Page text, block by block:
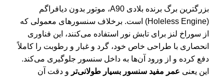
بزرگترین برگ برنده بلادی A90، موتور بدون دیافراگم
(Holeless Engine) است. برخلاف سنسورهای معمولی که
از سوراخ لنز برای تابش نور استفاده می‌کنند، این فناوری
انحصاری با طراحی خاص خود، گرد و غبار و رطوبت را کاملاً
دفع کرده و از ورود آن‌ها به داخل سنسور جلوگیری می‌کند.
این یعنی عمر مفید سنسور بسیار طولانی‌تر و دقت آن